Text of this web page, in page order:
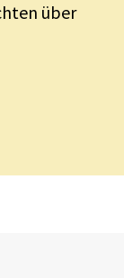
über